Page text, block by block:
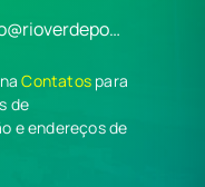
Contatos para
de
e endereços de